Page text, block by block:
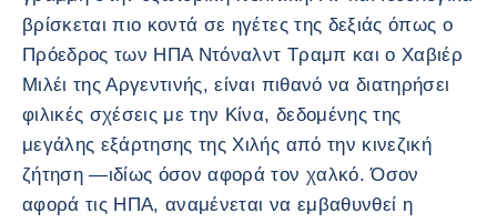
βρίσκεται πιο κοντά σε ηγέτες της δεξιάς όπως ο
Πρόεδρος των ΗΠΑ Ντόναλντ Τραμπ και ο Χαβιέρ
Μιλέι της Αργεντινής, είναι πιθανό να διατηρήσει
φιλικές σχέσεις με την Κίνα, δεδομένης της
μεγάλης εξάρτησης της Χιλής από την κινεζική
ζήτηση —ιδίως όσον αφορά τον χαλκό. Όσον
αφορά τις ΗΠΑ, αναμένεται να εμβαθυνθεί η